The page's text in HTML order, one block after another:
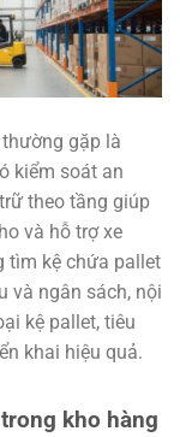
gặp là
kiểm soát an
theo tầng giúp
và hỗ trợ xe
tìm kệ chứa pallet
và ngân sách, nội
kệ pallet, tiêu
khai hiệu quả.
kho hàng